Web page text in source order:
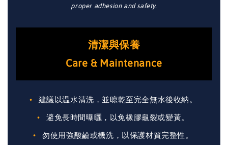
proper adhesion and safety.
清潔與保養
Care & Maintenance
建議以温水清洗，並晾乾至完全無水後收納。
避免長時間曝曬，以免橡膠龜裂或變黃。
勿使用強酸鹼或機洗，以保護材質完整性。